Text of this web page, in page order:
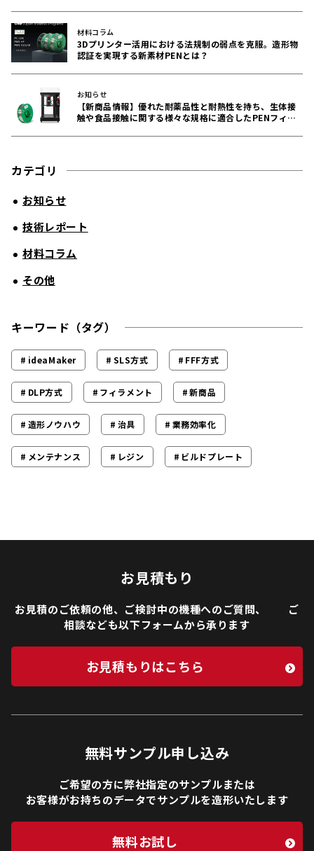
材料コラム
3Dプリンター活用における法規制の弱点を克服。造形物
認証を実現する新素材PENとは？
お知らせ
【新商品情報】優れた耐薬品性と耐熱性を持ち、生体接
触や食品接触に関する様々な規格に適合したPENフィラ
カテゴリ
お知らせ
技術レポート
材料コラム
その他
キーワード（タグ）
ideaMaker SLS方式 FFF方式
DLP方式 フィラメント 新商品
造形ノウハウ 治具 業務効率化
メンテナンス レジン ビルドプレート
お見積もり
お見積のご依頼の他、ご検討中の機種へのご質問、 ご
相談なども以下フォームから承ります
お見積もりはこちら
無料サンプル申し込み
ご希望の方に弊社指定のサンプルまたは
お客様がお持ちのデータでサンプルを造形いたします
無料お試し